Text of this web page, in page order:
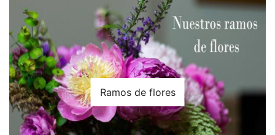
Ramos de flores